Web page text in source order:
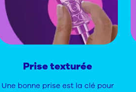
Prise texturée
Une bonne prise est la clé pour